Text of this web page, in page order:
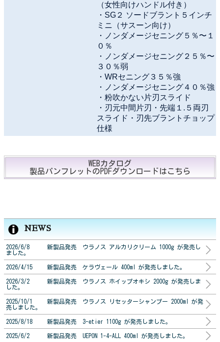
（女性向けハンドル付き）
・SG２ ソードブラント５インチ
ミニ（サスーン向け）
・ノンダメージセニング５％〜１
０％
・ノンダメージセニング２５％〜
３０％弱
・WRセニング３５％強
・ノンダメージセニング４０％強
・粉吹かない片刃スライド
・刃元中間片刃・先端１.５両刃
スライド・刃先ブラントチョップ
仕様
WEBカタログ
製品パンフレットのPDFダウンロードはこちら
NEWS
2026/6/8 新製品発売 ウラノス アルカリクリーム 1000g が発売し
ました。
2026/4/15 新製品発売 ケラヴェール 400ml が発売しました。
2026/3/2 新製品発売 ウラノス ホイップオキシ 2000g が発売しま
した。
2025/10/1 新製品発売 ウラノス リセッターシャンプー 2000ml が発
売しました。
2025/8/18 新製品発売 3-etier 1100g が発売しました。
2025/6/2 新製品発売 UEPON 1-4-ALL 400ml が発売しました。